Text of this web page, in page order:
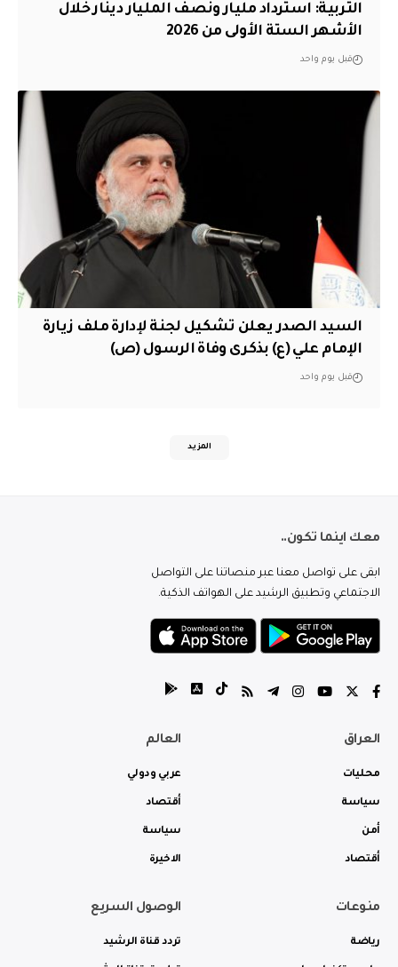
التربية: استرداد مليار ونصف المليار دينار خلال
الأشهر الستة الأولى من 2026
قبل يوم واحد
السيد الصدر يعلن تشكيل لجنة لإدارة ملف زيارة
الإمام علي (ع) بذكرى وفاة الرسول (ص)
قبل يوم واحد
المزيد
معك اينما تكون..
ابقى على تواصل معنا عبر منصاتنا على التواصل
الاجتماعي وتطبيق الرشيد على الهواتف الذكية.
العراق
محليات
سياسة
أمن
أقتصاد
العالم
عربي ودولي
أقتصاد
سياسة
الاخيرة
منوعات
رياضة
الوصول السريع
تردد قناة الرشيد